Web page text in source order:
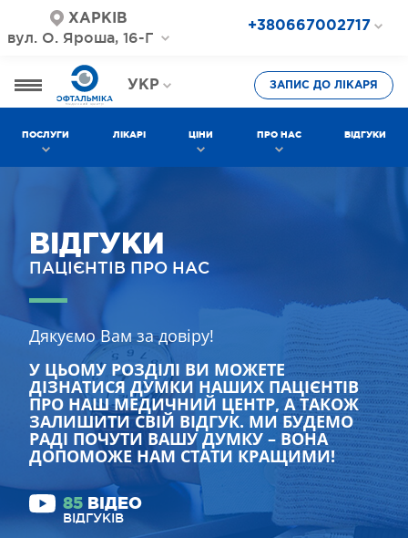
ХАРКІВ
вул. О. Яроша, 16-Г
+380667002717
+380577002717
УКР
РОС
ЗАПИС ДО ЛІКАРЯ
ПОСЛУГИ ЛІКАРІ ЦІНИ ПРО НАС ВІДГУКИ
ВІДГУКИ
ПАЦІЄНТІВ ПРО НАС
Дякуємо Вам за довіру!
У ЦЬОМУ РОЗДІЛІ ВИ МОЖЕТЕ
ДІЗНАТИСЯ ДУМКИ НАШИХ ПАЦІЄНТІВ
ПРО НАШ МЕДИЧНИЙ ЦЕНТР, А ТАКОЖ
ЗАЛИШИТИ СВІЙ ВІДГУК. МИ БУДЕМО
РАДІ ПОЧУТИ ВАШУ ДУМКУ – ВОНА
ДОПОМОЖЕ НАМ СТАТИ КРАЩИМИ!
85 ВІДЕО
ВІДГУКІВ